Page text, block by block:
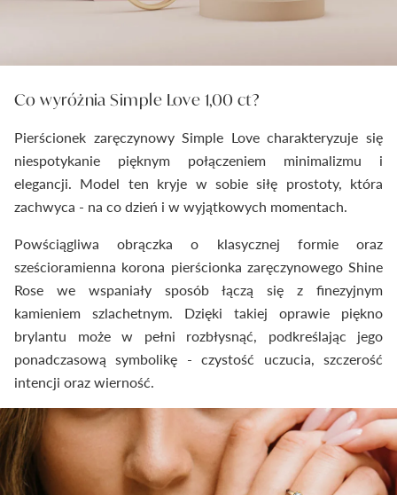
Co wyróżnia Simple Love 1,00 ct?
Pierścionek zaręczynowy Simple Love charakteryzuje się
niespotykanie pięknym połączeniem minimalizmu i
elegancji. Model ten kryje w sobie siłę prostoty, która
zachwyca - na co dzień i w wyjątkowych momentach.
Powściągliwa obrączka o klasycznej formie oraz
sześcioramienna korona pierścionka zaręczynowego Shine
Rose we wspaniały sposób łączą się z finezyjnym
kamieniem szlachetnym. Dzięki takiej oprawie piękno
brylantu może w pełni rozbłysnąć, podkreślając jego
ponadczasową symbolikę - czystość uczucia, szczerość
intencji oraz wierność.